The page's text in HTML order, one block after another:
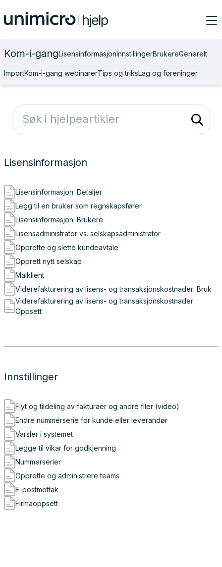
Kom-i-gangLisensinformasjonInnstillingerBrukereGenerelt
ImportKom-i-gang webinarerTips og triksLag og foreninger
Lisensinformasjon
Lisensinformasjon: Detaljer
Legg til en bruker som regnskapsfører
Lisensinformasjon: Brukere
Lisensadministrator vs. selskapsadministrator
Opprette og slette kundeavtale
Opprett nytt selskap
Malklient
Viderefakturering av lisens- og transaksjonskostnader: Bruk
Viderefakturering av lisens- og transaksjonskostnader:
Oppsett
Innstillinger
Flyt og tildeling av fakturaer og andre filer (video)
Endre nummerserie for kunde eller leverandør
Varsler i systemet
Legge til vikar for godkjenning
Nummerserier
Opprette og administrere teams
E-postmottak
Firmaoppsett